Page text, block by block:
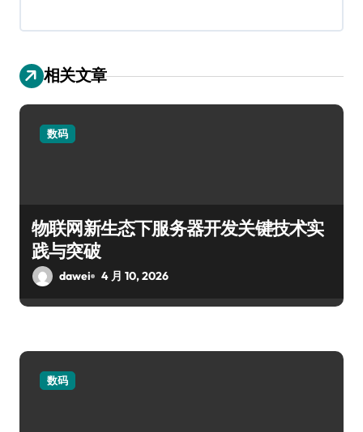
相关文章
数码
物联网新生态下服务器开发关键技术实
践与突破
dawei 4 月 10, 2026
数码